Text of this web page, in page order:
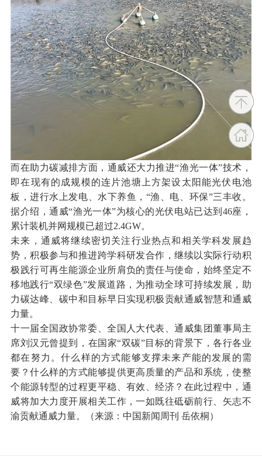
而在助力碳减排方面，通威还大力推进“渔光一体”技术，
即在现有的成规模的连片池塘上方架设太阳能光伏电池
板，进行水上发电、水下养鱼，“渔、电、环保”三丰收。
据介绍，通威“渔光一体”为核心的光伏电站已达到46座，
累计装机并网规模已超过2.4GW。
未来，通威将继续密切关注行业热点和相关学科发展趋
势，积极参与和推进跨学科研发合作，继续以实际行动积
极践行可再生能源企业所肩负的责任与使命，始终坚定不
移地践行“双绿色”发展道路，为推动全球可持续发展，助
力碳达峰、碳中和目标早日实现积极贡献通威智慧和通威
力量。
十一届全国政协常委、全国人大代表、通威集团董事局主
席刘汉元曾提到，在国家“双碳”目标的背景下，各行各业
都在努力。什么样的方式能够支撑未来产能的发展的需
要？什么样的方式能够提供更高质量的产品和系统，使整
个能源转型的过程更平稳、有效、经济？在此过程中，通
威将加大力度开展相关工作，一如既往砥砺前行、矢志不
渝贡献通威力量。（来源：中国新闻周刊 岳依桐）